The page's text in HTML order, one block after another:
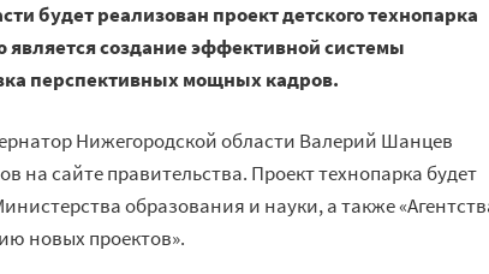
будет реализован проект детского технопарка
создание эффективной системы
перспективных мощных кадров.
Нижегородской области Валерий Шанцев
на сайте правительства. Проект технопарка будет
образования и науки, а также
новых проектов».